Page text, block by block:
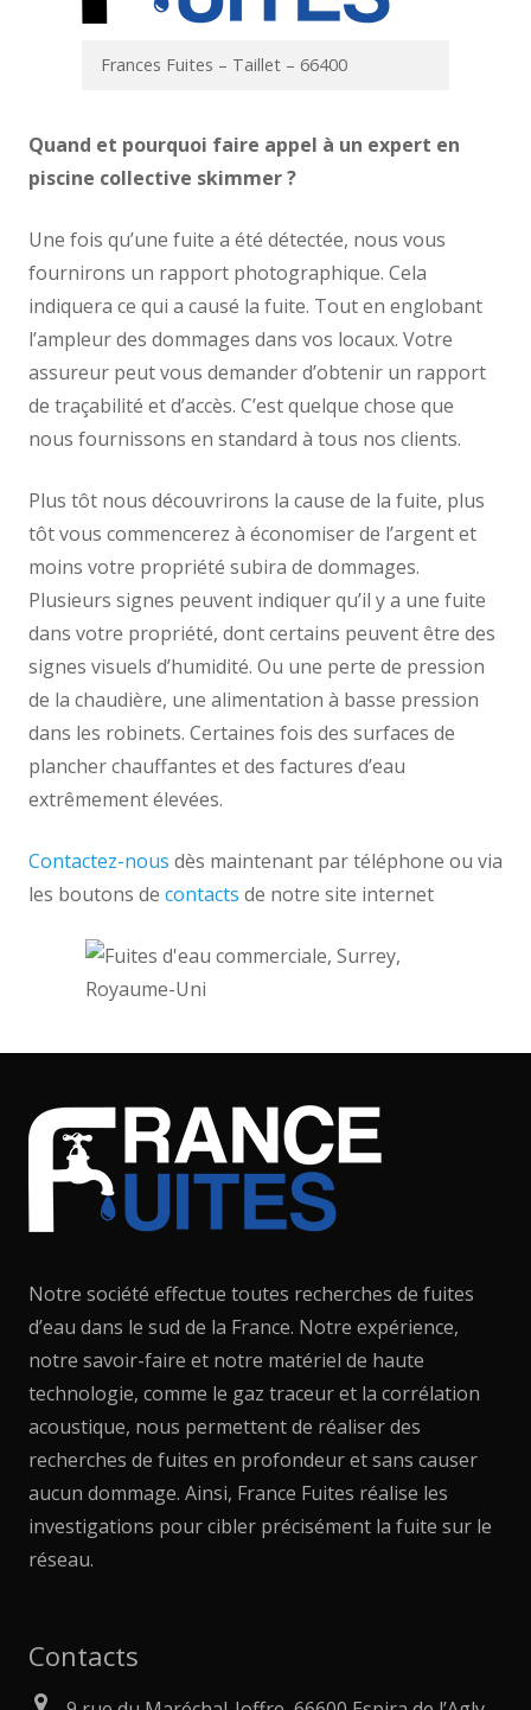
Frances Fuites – Taillet – 66400
Quand et pourquoi faire appel à un expert en
piscine collective skimmer ?
Une fois qu’une fuite a été détectée, nous vous
fournirons un rapport photographique. Cela
indiquera ce qui a causé la fuite. Tout en englobant
l’ampleur des dommages dans vos locaux. Votre
assureur peut vous demander d’obtenir un rapport
de traçabilité et d’accès. C’est quelque chose que
nous fournissons en standard à tous nos clients.
Plus tôt nous découvrirons la cause de la fuite, plus
tôt vous commencerez à économiser de l’argent et
moins votre propriété subira de dommages.
Plusieurs signes peuvent indiquer qu’il y a une fuite
dans votre propriété, dont certains peuvent être des
signes visuels d’humidité. Ou une perte de pression
de la chaudière, une alimentation à basse pression
dans les robinets. Certaines fois des surfaces de
plancher chauffantes et des factures d’eau
extrêmement élevées.
Contactez-nous dès maintenant par téléphone ou via
les boutons de contacts de notre site internet
Notre société effectue toutes recherches de fuites
d’eau dans le sud de la France. Notre expérience,
notre savoir-faire et notre matériel de haute
technologie, comme le gaz traceur et la corrélation
acoustique, nous permettent de réaliser des
recherches de fuites en profondeur et sans causer
aucun dommage. Ainsi, France Fuites réalise les
investigations pour cibler précisément la fuite sur le
réseau.
Contacts